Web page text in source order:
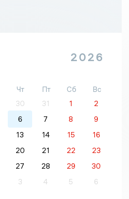
2026
Чт Пт Сб
Вс
30 31 1
2
6 7 8
9
13 14 15
16
20 21 22
23
27 28 29
30
3 4 5 6